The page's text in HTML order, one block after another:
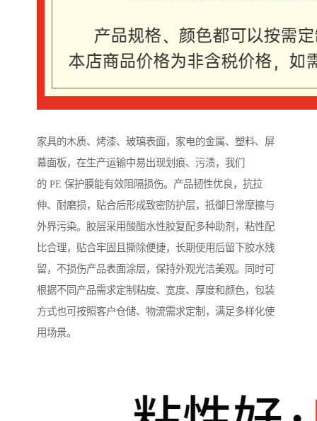
家具的木质、烤漆、玻璃表面，家电的金属、塑料、屏
幕面板，在生产运输中易出现划痕、污渍，我们
的 PE 保护膜能有效阻隔损伤。产品韧性优良，抗拉
伸、耐磨损，贴合后形成致密防护层，抵御日常摩擦与
外界污染。胶层采用酸酯水性胶复配多种助剂，粘性配
比合理，贴合牢固且撕除便捷，长期使用后留下胶水残
留，不损伤产品表面涂层，保持外观光洁美观。同时可
根据不同产品需求定制粘度、宽度、厚度和颜色，包装
方式也可按照客户仓储、物流需求定制，满足多样化使
用场景。